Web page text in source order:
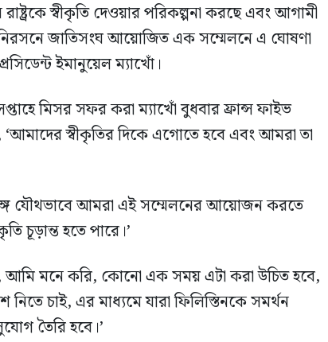
স্বীকৃতি দেওয়ার পরিকল্পনা করছে এবং আগামী
নিরসনে জাতিসংঘ আয়োজিত এক সম্মেলনে এ ঘোষণা
ইমানুয়েল ম্যাখোঁ।
মিসর সফর করা ম্যাখোঁ বুধবার ফ্রান্স ফাইভ
‘আমাদের স্বীকৃতির দিকে এগোতে হবে এবং আমরা তা
যৌথভাবে আমরা এই সম্মেলনের আয়োজন করতে
চূড়ান্ত হতে পারে।’
আমি মনে করি, কোনো এক সময় এটা করা উচিত হবে,
চাই, এর মাধ্যমে যারা ফিলিস্তিনকে সমর্থন
তৈরি হবে।’